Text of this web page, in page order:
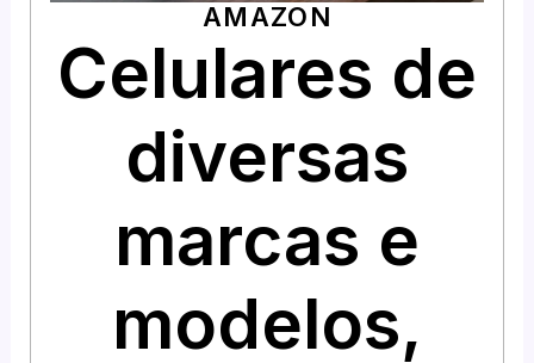
AMAZON
Celulares de
diversas
marcas e
modelos,